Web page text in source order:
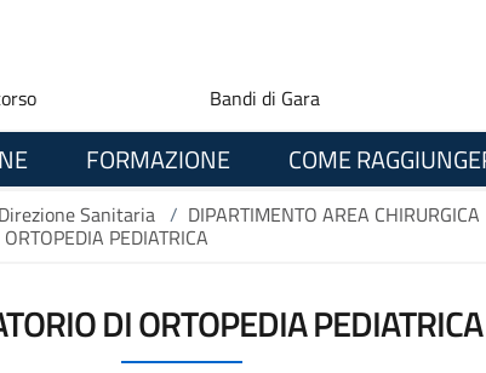
Bandi di Gara
FORMAZIONE COME
Direzione Sanitaria / DIPARTIMENTO AREA CHIRURGICA
PEDIATRICA
DI ORTOPEDIA PEDIATRICA